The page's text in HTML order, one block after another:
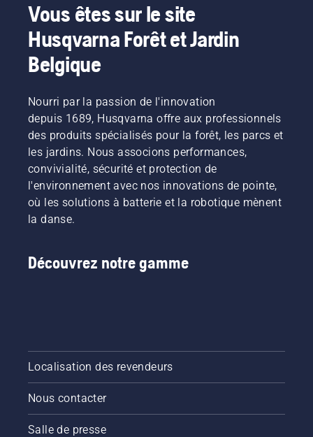
Vous êtes sur le site
Husqvarna Forêt et Jardin
Belgique
Nourri par la passion de l'innovation
depuis 1689, Husqvarna offre aux professionnels
des produits spécialisés pour la forêt, les parcs et
les jardins. Nous associons performances,
convivialité, sécurité et protection de
l'environnement avec nos innovations de pointe,
où les solutions à batterie et la robotique mènent
la danse.
Découvrez notre gamme
Localisation des revendeurs
Nous contacter
Salle de presse